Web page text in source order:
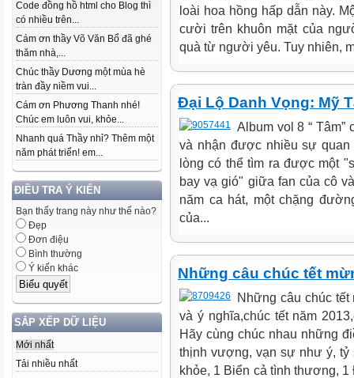
Code đồng hồ html cho Blog thì
có nhiều trên...
Cám ơn thầy Võ Văn Bổ đã ghé
thăm nhà,...
Chúc thầy Dương một mùa hè
tràn đầy niềm vui...
Cám ơn Phương Thanh nhé!
Chúc em luôn vui, khỏe...
Nhanh quá Thầy nhỉ? Thêm một
năm phát triển! em...
ĐIỀU TRA Ý KIẾN
Bạn thấy trang này như thế nào?
Đẹp
Đơn điệu
Bình thường
Ý kiến khác
SẮP XẾP DỮ LIỆU
Mới nhất
Tải nhiều nhất
loài hoa hồng hấp dẫn này.
cười trên khuôn mặt của
quà từ người yêu. Tuy nhiên,
Đại Lộ Danh Vọng: Mỹ
Album vol 8 “ Tâm”
và nhận được nhiều sự quan
lòng có thể tìm ra được một
bay vạ gió" giữa fan của cô
năm ca hát, một chặng
của...
Những câu chúc tết
Những câu chúc
và ý nghĩa,chúc tết năm
Hãy cùng chúc nhau những
thịnh vượng, vạn sự như ý,
khỏe, 1 Biển cả tình thương,